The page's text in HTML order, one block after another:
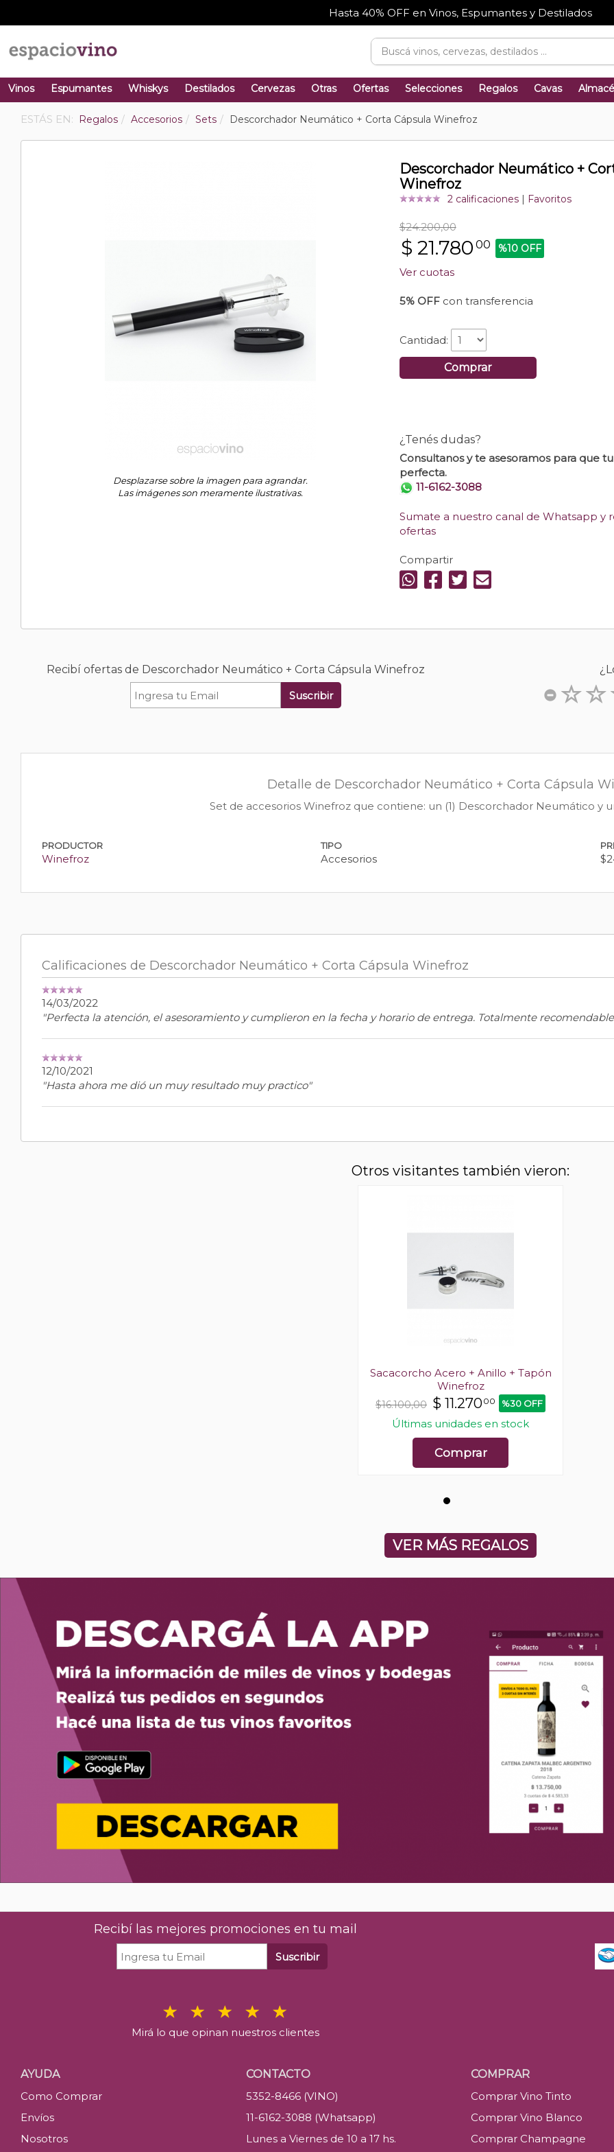
Hasta 40% OFF en Vinos, Espumantes y Destilados
Vinos Espumantes Whiskys Destilados Cervezas Otras Ofertas Selecciones Regalos Cavas
ESTÁS EN: Regalos Accesorios Sets Descorchador Neumático + Corta Cápsula Winefroz
Desplazarse sobre la imagen para agrandar.
Las imágenes son meramente ilustrativas.
Descorchador Neumático +
Winefroz
2 calificaciones| Favoritos
$24.200,00
$ 21.780 00 %10 OFF
Ver cuotas
5% OFFcon transferencia
Cantidad:
Comprar
¿Tenés dudas?
Consultanos y te asesoramos para que
perfecta.
11-6162-3088
Sumate a nuestro canal de Whatsapp y
ofertas
Compartir
Recibí ofertas de Descorchador Neumático + Corta Cápsula Winefroz
Suscribir
Detalle de Descorchador Neumático + Corta Cápsula
Set de accesorios Winefroz que contiene: un (1) Descorchador Neumático y
PRODUCTOR
Winefroz
TIPO
Accesorios
Calificaciones de Descorchador Neumático + Corta Cápsula Winefroz
14/03/2022
"Perfecta la atención, el asesoramiento y cumplieron en la fecha y horario de entrega. Totalmente
12/10/2021
"Hasta ahora me dió un muy resultado muy practico"
Otros visitantes también vieron:
Sacacorcho Acero + Anillo + Tapón
Winefroz
$16.100,00 $ 11.27000 %30 OFF
Últimas unidades en stock
Comprar
VER MÁS REGALOS
Recibí las mejores promociones en tu mail
Suscribir
Mirá lo que opinan nuestros clientes
AYUDA
Como Comprar
Envíos
Nosotros
CONTACTO
5352-8466 (VINO)
11-6162-3088 (Whatsapp)
Lunes a Viernes de 10 a 17 hs.
COMPRAR
Comprar Vino Tinto
Comprar Vino Blanco
Comprar Champagne